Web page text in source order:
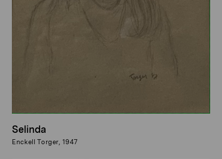
Selinda
Enckell Torger, 1947